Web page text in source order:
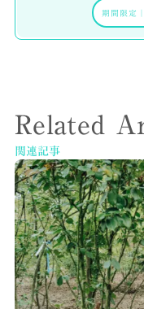
期間限定 ｜
Related
関連記事